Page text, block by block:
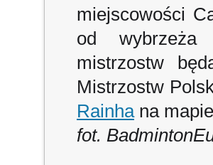
miejscowości
od wybrzeża
mistrzostw
Mistrzostw
Rainhana
fot.